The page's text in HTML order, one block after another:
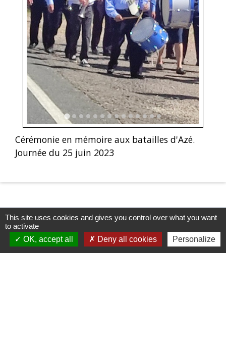
Cérémonie en mémoire aux batailles d'Azé.
Journée du 25 juin 2023
Contacts & Horaires
This site uses cookies and gives you control over what you want
to activate
OK, accept all
Deny all cookies Personalize